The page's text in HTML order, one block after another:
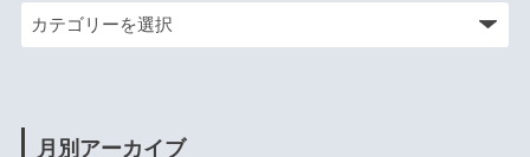
月別アーカイブ